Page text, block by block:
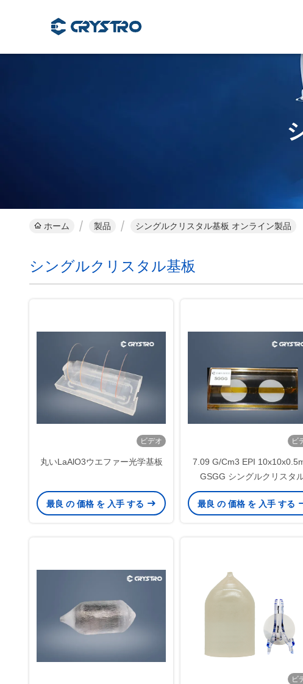
ホーム 製品 シングルクリスタル基板 オンライン製品
シングルクリスタル基板
ビデオ
丸いLaAlO3ウエファー光学基板
最良 の 価格 を 入手 する
ビ
7.09 G/Cm3 EPI
GSGG シングルクリスタ
最良 の 価格 を 入手 する
ビ